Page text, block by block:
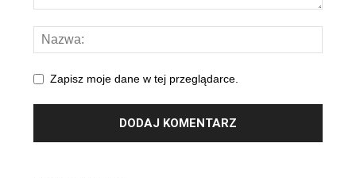
Zapisz moje dane w tej przeglądarce.